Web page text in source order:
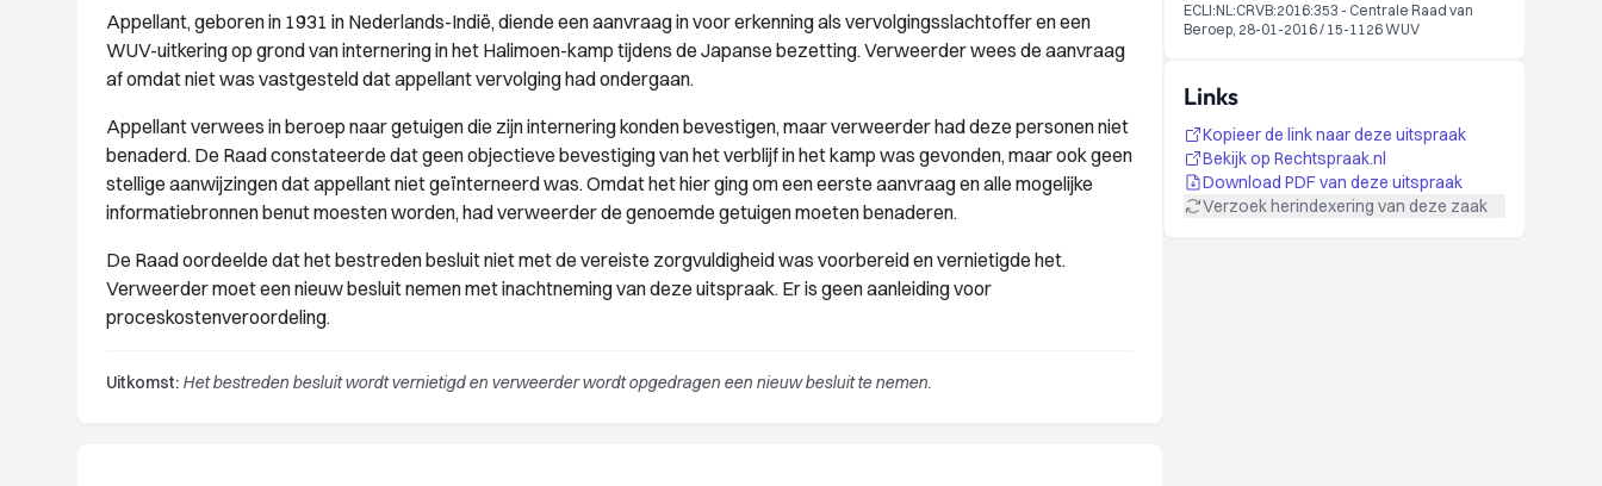
Appellant, geboren in 1931 in Nederlands-Indië, diende een aanvraag in voor erkenning als vervolgingsslachtoffer en een
WUV-uitkering op grond van internering in het Halimoen-kamp tijdens de Japanse bezetting. Verweerder wees de aanvraag
af omdat niet was vastgesteld dat appellant vervolging had ondergaan.
Appellant verwees in beroep naar getuigen die zijn internering konden bevestigen, maar verweerder had deze personen niet
benaderd. De Raad constateerde dat geen objectieve bevestiging van het verblijf in het kamp was gevonden, maar ook geen
stellige aanwijzingen dat appellant niet geïnterneerd was. Omdat het hier ging om een eerste aanvraag en alle mogelijke
informatiebronnen benut moesten worden, had verweerder de genoemde getuigen moeten benaderen.
De Raad oordeelde dat het bestreden besluit niet met de vereiste zorgvuldigheid was voorbereid en vernietigde het.
Verweerder moet een nieuw besluit nemen met inachtneming van deze uitspraak. Er is geen aanleiding voor
proceskostenveroordeling.
Uitkomst: Het bestreden besluit wordt vernietigd en verweerder wordt opgedragen een nieuw besluit te nemen.
ECLI:NL:CRVB:2016:353 - Centrale Raad van
Beroep, 28-01-2016 / 15-1126 WUV
Links
Kopieer de link naar deze uitspraak
Bekijk op Rechtspraak.nl
Download PDF van deze uitspraak
Verzoek herindexering van deze zaak